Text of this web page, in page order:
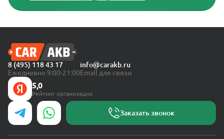
8 (495) 118 43 17
Ежедневно 9:00-21:00
info@carakb.ru
Email для связи
5,0
Рейтинг организации
Заказать звонок